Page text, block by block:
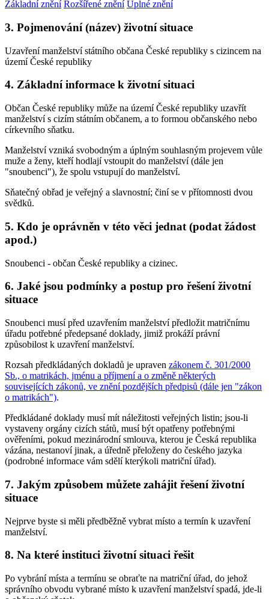
Základní znění Rozšířené znění Úplné znění
3. Pojmenování (název) životní situace
Uzavření manželství státního občana České republiky s cizincem na
území České republiky
4. Základní informace k životní situaci
Občan České republiky může na území České republiky uzavřít
manželství s cizím státním občanem, a to formou občanského nebo
církevního sňatku.
Manželství vzniká svobodným a úplným souhlasným projevem vůle
muže a ženy, kteří hodlají vstoupit do manželství (dále jen
"snoubenci"), že spolu vstupují do manželství.
Sňatečný obřad je veřejný a slavnostní; činí se v přítomnosti dvou
svědků.
5. Kdo je oprávněn v této věci jednat (podat žádost
apod.)
Snoubenci - občan České republiky a cizinec.
6. Jaké jsou podmínky a postup pro řešení životní
situace
Snoubenci musí před uzavřením manželství předložit matričnímu
úřadu potřebné předepsané doklady, jimiž prokáží právní
způsobilost k uzavření manželství.
Rozsah předkládaných dokladů je upraven zákonem č. 301/2000
Sb., o matrikách, jménu a příjmení a o změně některých
souvisejících zákonů, ve znění pozdějších předpisů (dále jen "zákon
o matrikách").
Předkládané doklady musí mít náležitosti veřejných listin; jsou-li
vystaveny orgány cizích států, musí být opatřeny potřebnými
ověřeními, pokud mezinárodní smlouva, kterou je Česká republika
vázána, nestanoví jinak, a úředně přeloženy do českého jazyka
(podrobné informace vám sdělí kterýkoli matriční úřad).
7. Jakým způsobem můžete zahájit řešení životní
situace
Nejprve byste si měli předběžně vybrat místo a termín k uzavření
manželství.
8. Na které instituci životní situaci řešit
Po vybrání místa a termínu se obraťte na matriční úřad, do jehož
správního obvodu vybrané místo k uzavření manželství spadá, jde-li